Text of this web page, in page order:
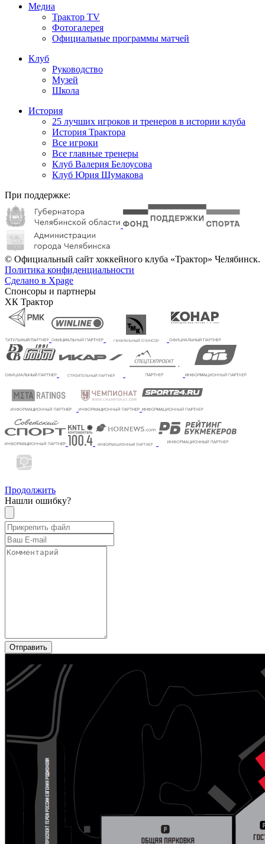
Медиа
Трактор TV
Фотогалерея
Официальные программы матчей
Клуб
Руководство
Музей
Школа
История
25 лучших игроков и тренеров в истории клуба
История Трактора
Все игроки
Все главные тренеры
Клуб Валерия Белоусова
Клуб Юрия Шумакова
При поддержке:
© Официальный сайт хоккейного клуба «Трактор» Челябинск.
Политика конфиденциальности
Сделано в Xpage
Спонсоры и партнеры
ХК Трактор
Продолжить
Нашли ошибку?